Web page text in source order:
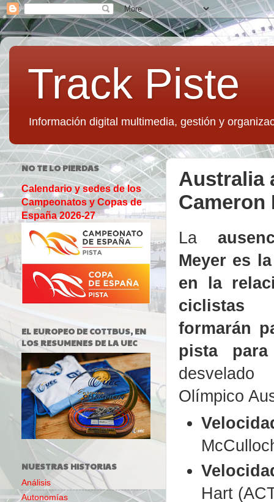
Track Piste
Información digital multimedia, gestión y
Australia
Cameron
La
Meyer es
en la
formarán
pista
Olímpico
Hart
NO TE LO PIERDAS
Calendario y sedes de los
Campeonatos y Copas de
España 2026-27
EL EUROPEO DE COTTBUS, EN
LOS RESUMENES DE LA UEC
NUESTRAS HISTORIAS
Análisis
Autonomías